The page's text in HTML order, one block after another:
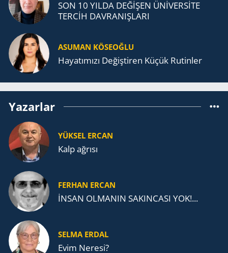
SON 10 YILDA DEĞİŞEN ÜNİVERSİTE
TERCİH DAVRANIŞLARI
ASUMAN KÖSEOĞLU
Ha­ya­tı­mı­zı De­ğiş­ti­ren Küçük Ru­tin­ler
Yazarlar
YÜKSEL ERCAN
Kalp ağrısı
FERHAN ERCAN
İNSAN OLMANIN SAKINCASI YOK!...
SELMA ERDAL
Evim Neresi?